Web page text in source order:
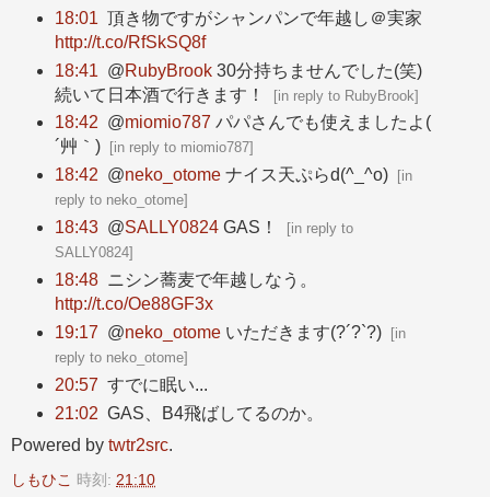
18:01 頂き物ですがシャンパンで年越し＠実家
http://t.co/RfSkSQ8f
18:41 @RubyBrook30分持ちませんでした(笑)
続いて日本酒で行きます！
[in reply to RubyBrook]
18:42 @miomio787 パパさんでも使えましたよ(
´艸｀)[in reply to miomio787]
18:42 @neko_otomeナイス天ぷらd(^_^o)[in
reply to neko_otome]
18:43 @SALLY0824GAS！ [in reply to
SALLY0824]
18:48 ニシン蕎麦で年越しなう。
http://t.co/Oe88GF3x
19:17 @neko_otomeいただきます(?´?`?)[in
reply to neko_otome]
20:57 すでに眠い...
21:02 GAS、B4飛ばしてるのか。
Powered by twtr2src.
しもひこ 時刻: 21:10